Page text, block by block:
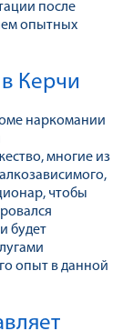
после
опытных
Керчи
наркомании
многие из
чтобы
будет
опыт в данной